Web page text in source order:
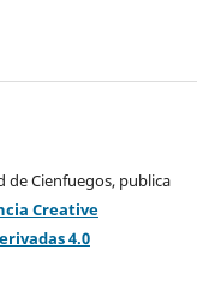
de Cienfuegos, publica
Creative
4.0